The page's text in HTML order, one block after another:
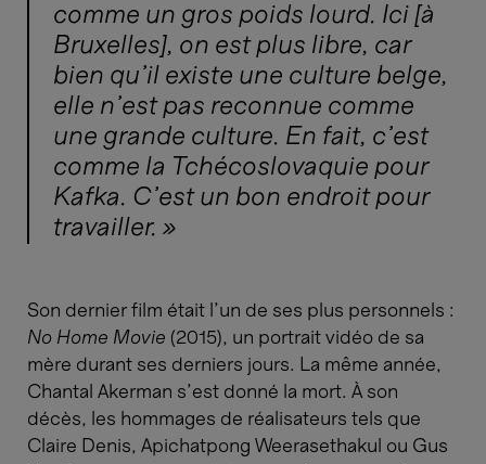
comme un gros poids lourd. Ici [à
Bruxelles], on est plus libre, car
bien qu’il existe une culture belge,
elle n’est pas reconnue comme
une grande culture. En fait, c’est
comme la Tchécoslovaquie pour
Kafka. C’est un bon endroit pour
travailler. »
Son dernier film était l’un de ses plus personnels :
No Home Movie (2015), un portrait vidéo de sa
mère durant ses derniers jours. La même année,
Chantal Akerman s’est donné la mort. À son
décès, les hommages de réalisateurs tels que
Claire Denis, Apichatpong Weerasethakul ou Gus